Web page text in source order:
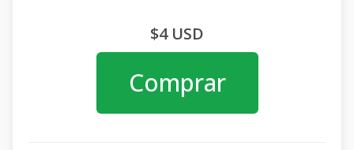
$4 USD
Comprar